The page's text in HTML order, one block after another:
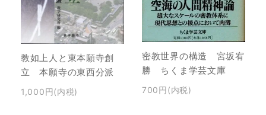
教如上人と東本願寺創
立 本願寺の東西分派
1,000円(内税)
密教世界の構造 宮坂宥
勝 ちくま学芸文庫
700円(内税)